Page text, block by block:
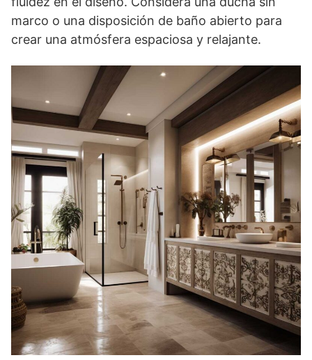
marco o una disposición de baño abierto para
crear una atmósfera espaciosa y relajante.